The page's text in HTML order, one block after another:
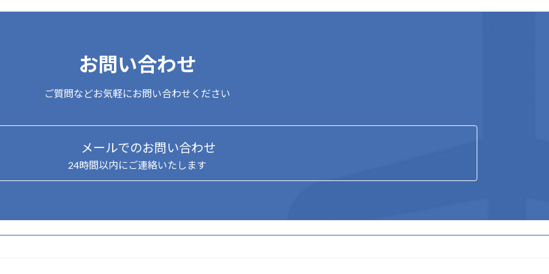
お問い合わせ
ご質問などお気軽にお問い合わせください
メールでのお問い合わせ
24時間以内にご連絡いたします